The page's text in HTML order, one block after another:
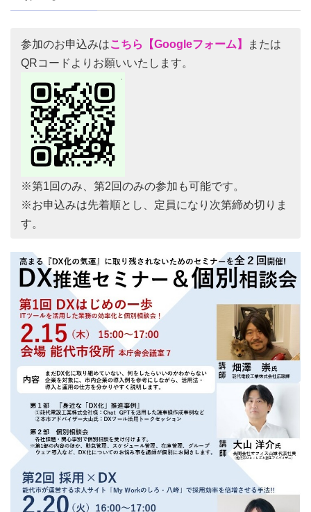
参加のお申込みはこちら【Googleフォーム】
または
QRコードよりお願いいたします。
※第1回のみ、第2回のみの参加も可能です。
※お申込みは先着順とし、定員になり次第締め切りま
す。